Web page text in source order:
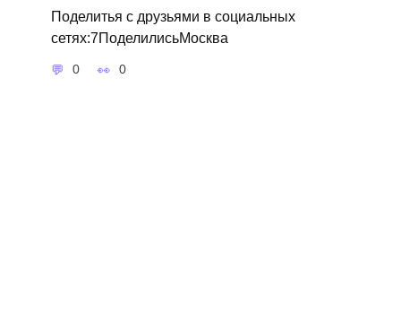
Поделитья с друзьями в социальных
сетях:7ПоделилисьМосква
0 0